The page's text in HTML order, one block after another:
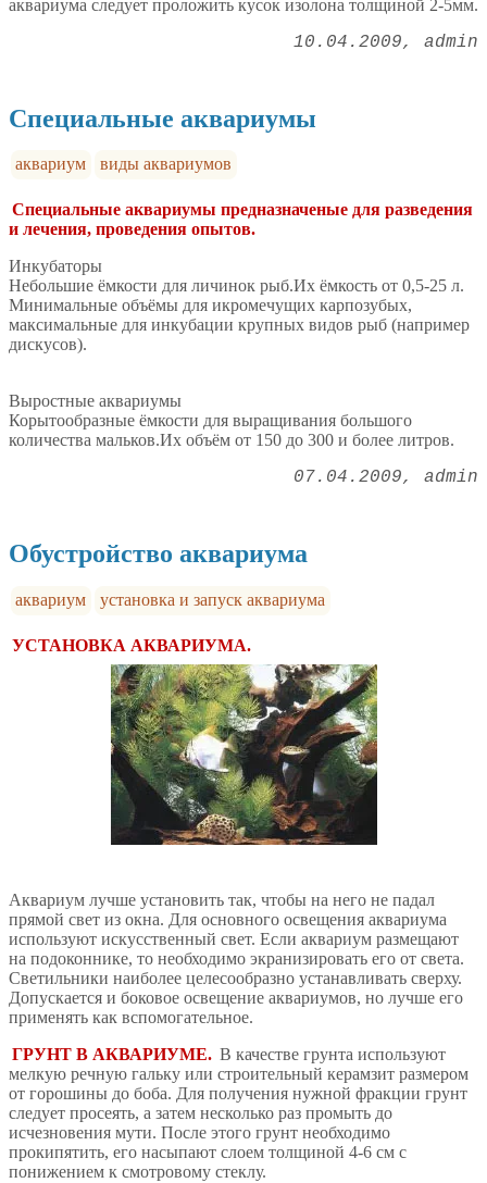
аквариума следует проложить кусок изолона толщиной 2-5мм.
10.04.2009 admin
Специальные аквариумы
аквариум виды аквариумов
Специальные аквариумы предназначеные для разведения
и лечения, проведения опытов.
Инкубаторы
Небольшие ёмкости для личинок рыб.Их ёмкость от 0,5-25 л.
Минимальные объёмы для икромечущих карпозубых,
максимальные для инкубации крупных видов рыб (например
дискусов).
Выростные аквариумы
Корытообразные ёмкости для выращивания большого
количества мальков.Их объём от 150 до 300 и более литров.
07.04.2009 admin
Обустройство аквариума
аквариум установка и запуск аквариума
УСТАНОВКА АКВАРИУМА.
Аквариум лучше установить так, чтобы на него не падал
прямой свет из окна. Для основного освещения аквариума
используют искусственный свет. Если аквариум размещают
на подоконнике, то необходимо экранизировать его от света.
Светильники наиболее целесообразно устанавливать сверху.
Допускается и боковое освещение аквариумов, но лучше его
применять как вспомогательное.
ГРУНТ В АКВАРИУМЕ. В качестве грунта используют
мелкую речную гальку или строительный керамзит размером
от горошины до боба. Для получения нужной фракции грунт
следует просеять, а затем несколько раз промыть до
исчезновения мути. После этого грунт необходимо
прокипятить, его насыпают слоем толщиной 4-6 см с
понижением к смотровому стеклу.